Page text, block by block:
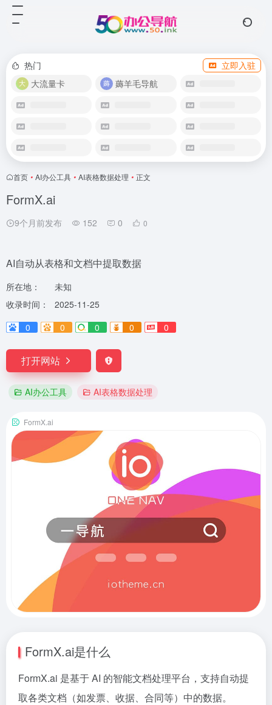
热门
立即入驻
大流量卡
薅羊毛导航
首页 • AI办公工具 • AI表格数据处理 • 正文
FormX.ai
9个月前发布 152 0 0
AI自动从表格和文档中提取数据
所在地：
未知
收录时间：
2025-11-25
0
0 0 0 0
打开网站
AI办公工具 AI表格数据处理
FormX.ai
FormX.ai是什么
FormX.ai 是基于 AI 的智能文档处理平台，支持自动提
取各类文档（如发票、收据、合同等）中的数据。